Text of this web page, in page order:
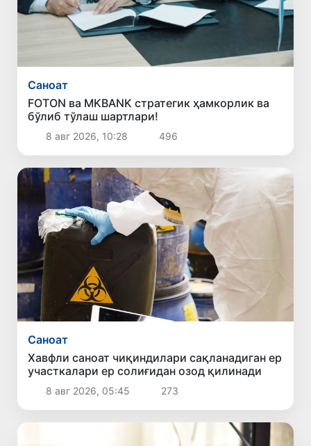
Саноат
FOTON ва MKBANK стратегик ҳамкорлик ва
бўлиб тўлаш шартлари!
8 авг 2026, 10:28 496
Саноат
Хавфли саноат чиқиндилари сақланадиган ер
участкалари ер солиғидан озод қилинади
8 авг 2026, 05:45 273